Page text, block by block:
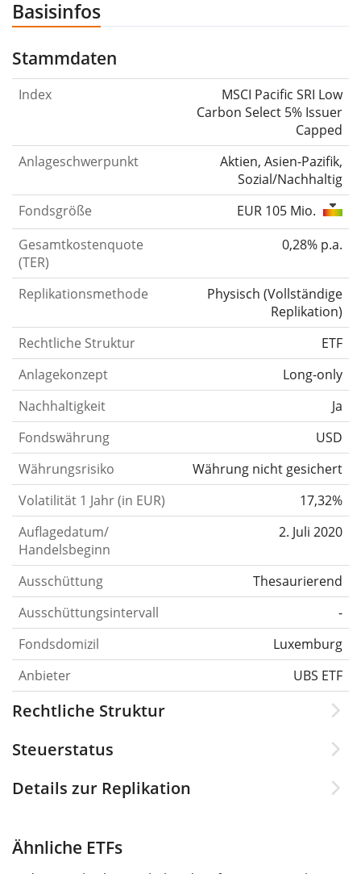
Basisinfos
Stammdaten
Index
MSCI Pacific SRI Low
Carbon Select 5% Issuer
Capped
Anlageschwerpunkt
Aktien, Asien-Pazifik,
Sozial/Nachhaltig
Fondsgröße
EUR 105 Mio.
Gesamtkostenquote
(TER)
0,28% p.a.
Replikationsmethode Physisch (Vollständige
Replikation)
Rechtliche Struktur
ETF
Anlagekonzept
Long-only
Nachhaltigkeit
Ja
Fondswährung
USD
Währungsrisiko
Währung nicht gesichert
Volatilität 1 Jahr (in EUR)
17,32%
Auflagedatum/
Handelsbeginn
2. Juli 2020
Ausschüttung
Thesaurierend
Ausschüttungsintervall
-
Fondsdomizil
Luxemburg
Anbieter
UBS ETF
Rechtliche Struktur
Steuerstatus
Details zur Replikation
Ähnliche ETFs